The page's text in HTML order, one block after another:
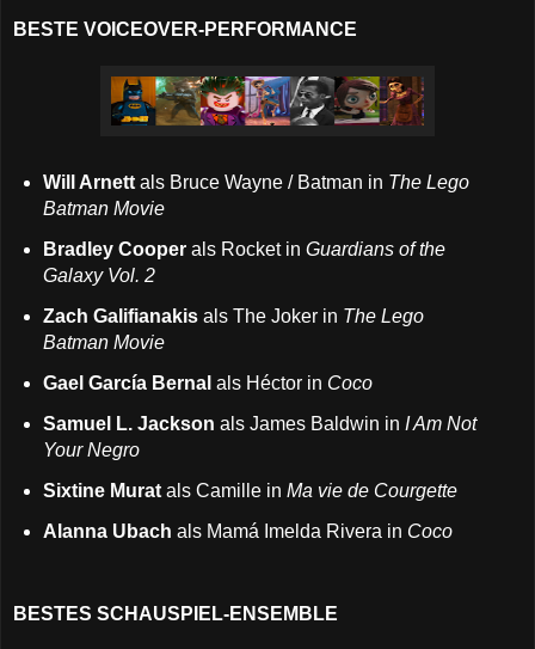
BESTE VOICEOVER-PERFORMANCE
Will Arnettals Bruce Wayne / Batman in The Lego
Batman Movie
Bradley Cooper als Rocket in Guardians of the
Galaxy Vol. 2
Zach Galifianakis als The Joker in The Lego
Batman Movie
Gael García Bernal als Héctor in Coco
Samuel L. Jackson als James Baldwin in I Am Not
Your Negro
Sixtine Murat als Camille in Ma vie de Courgette
Alanna Ubach als Mamá Imelda Rivera in Coco
BESTES SCHAUSPIEL-ENSEMBLE